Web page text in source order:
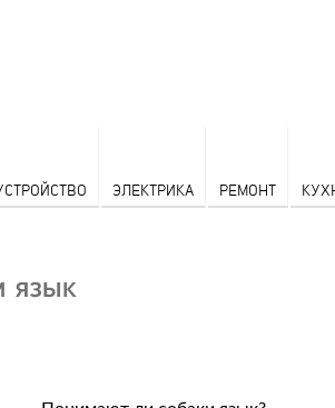
ЭЛЕКТРИКА РЕМОНТ
язык